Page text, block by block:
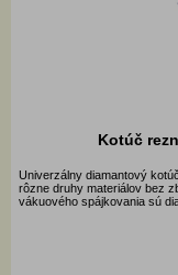
Kotúč
Univerzálny diamantový
rôzne druhy materiálov bez
vákuového spájkovania sú